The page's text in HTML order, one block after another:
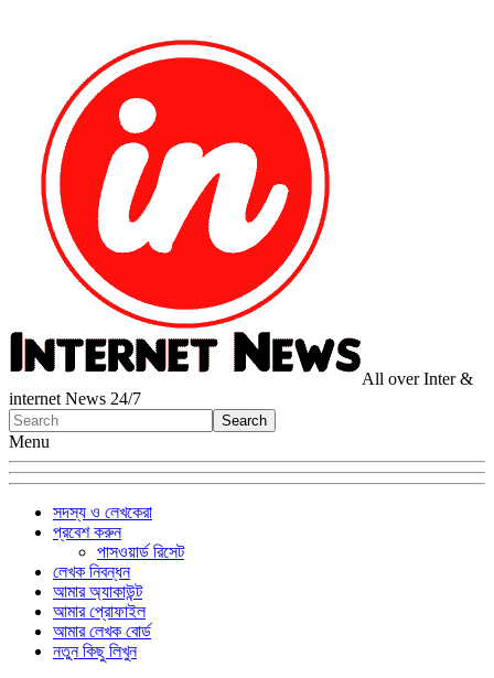
All over Inter &
internet News 24/7
Menu
সদস্য ও লেখকেরা
প্রবেশ করুন
পাসওয়ার্ড রিসেট
লেখক নিবন্ধন
আমার অ্যাকাউন্ট
আমার প্রোফাইল
আমার লেখক বোর্ড
নতুন কিছু লিখুন